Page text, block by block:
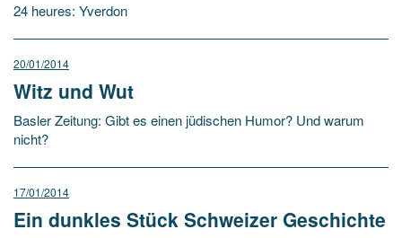
24 heures: Yverdon
20/01/2014
Witz und Wut
Basler Zeitung: Gibt es einen jüdischen Humor? Und warum
nicht?
17/01/2014
Ein dunkles Stück Schweizer Geschichte